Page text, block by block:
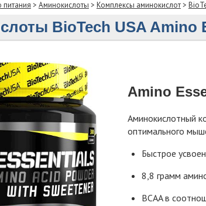
питания > Аминокислоты > Комплексы аминокислот>
BioTech USA Amino
Amino
Аминокислотный
оптимального
Быстрое
8,8 грамм
BCAA в